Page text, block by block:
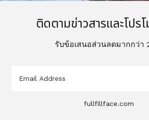
ติดตามข่าวสารและโปร
รับข้อเสนอส่วนลดมากกว่า
fullfillface.com